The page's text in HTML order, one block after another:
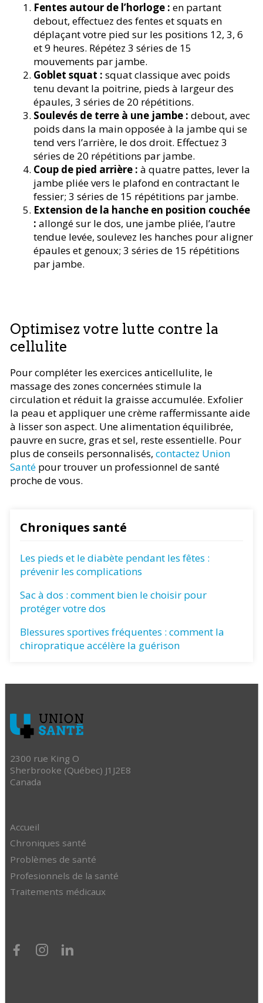
Fentes autour de l’horloge : en partant
debout, effectuez des fentes et squats en
déplaçant votre pied sur les positions 12, 3, 6
et 9 heures. Répétez 3 séries de 15
mouvements par jambe.
Goblet squat : squat classique avec poids
tenu devant la poitrine, pieds à largeur des
épaules, 3 séries de 20 répétitions.
Soulevés de terre à une jambe : debout, avec
poids dans la main opposée à la jambe qui se
tend vers l’arrière, le dos droit. Effectuez 3
séries de 20 répétitions par jambe.
Coup de pied arrière : à quatre pattes, lever la
jambe pliée vers le plafond en contractant le
fessier; 3 séries de 15 répétitions par jambe.
Extension de la hanche en position couchée
: allongé sur le dos, une jambe pliée, l’autre
tendue levée, soulevez les hanches pour aligner
épaules et genoux; 3 séries de 15 répétitions
par jambe.
Optimisez votre lutte contre la
cellulite
Pour compléter les exercices anticellulite, le
massage des zones concernées stimule la
circulation et réduit la graisse accumulée. Exfolier
la peau et appliquer une crème raffermissante aide
à lisser son aspect. Une alimentation équilibrée,
pauvre en sucre, gras et sel, reste essentielle. Pour
plus de conseils personnalisés, contactez Union
Santé pour trouver un professionnel de santé
proche de vous.
Chroniques santé
Les pieds et le diabète pendant les fêtes :
prévenir les complications
Sac à dos : comment bien le choisir pour
protéger votre dos
Blessures sportives fréquentes : comment la
chiropratique accélère la guérison
2300 rue King O
Sherbrooke (Québec) J1J2E8
Canada
Accueil
Chroniques santé
Problèmes de santé
Profesionnels de la santé
Traitements médicaux